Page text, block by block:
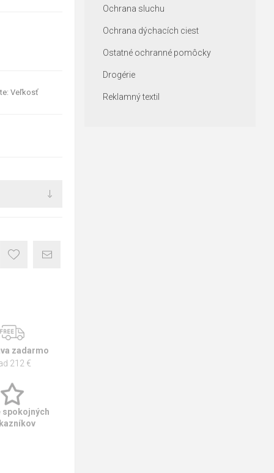
Veľkosť
zadarmo
212 €
spokojných
Ochrana sluchu
Ochrana dýchacích ciest
Ostatné ochranné pomôcky
Drogérie
Reklamný textil